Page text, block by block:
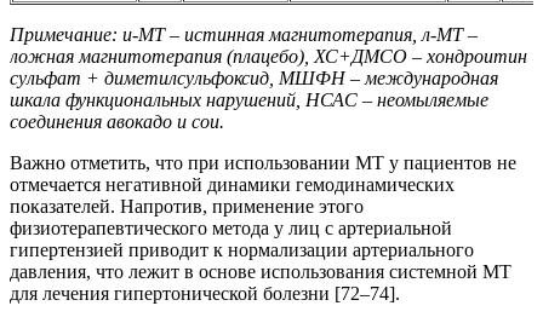
Примечание: и-МТ – истинная магнитотерапия, л-МТ –
ложная магнитотерапия (плацебо), ХС+ДМСО – хондроитин
сульфат + диметилсульфоксид, МШФН – международная
шкала функциональных нарушений, НСАС – неомыляемые
соединения авокадо и сои.
Важно отметить, что при использовании МТ у пациентов не
отмечается негативной динамики гемодинамических
показателей. Напротив, применение этого
физиотерапевтического метода у лиц с артериальной
гипертензией приводит к нормализации артериального
давления, что лежит в основе использования системной МТ
для лечения гипертонической болезни [72–74].